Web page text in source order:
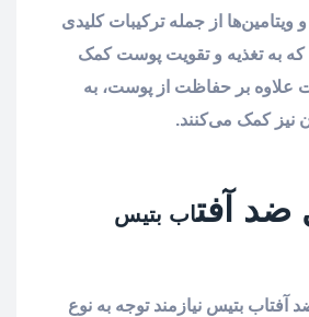
از جمله ترکیبات کلیدی
به تغذیه و تقویت پوست کمک
علاوه بر حفاظت از پوست، به
نیز کمک می‌کنند.
ضد آفتاب بتیس
آفتاب بتیس نیازمند توجه به نوع